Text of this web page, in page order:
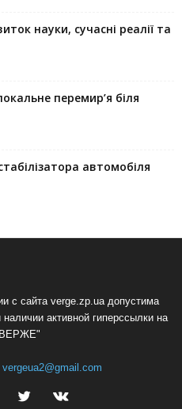
науки, сучасні реалії та
перемир’я біля
автомобіля
с сайта verge.zp.ua допустима
активной гиперссылки на
vergeua2@gmail.com